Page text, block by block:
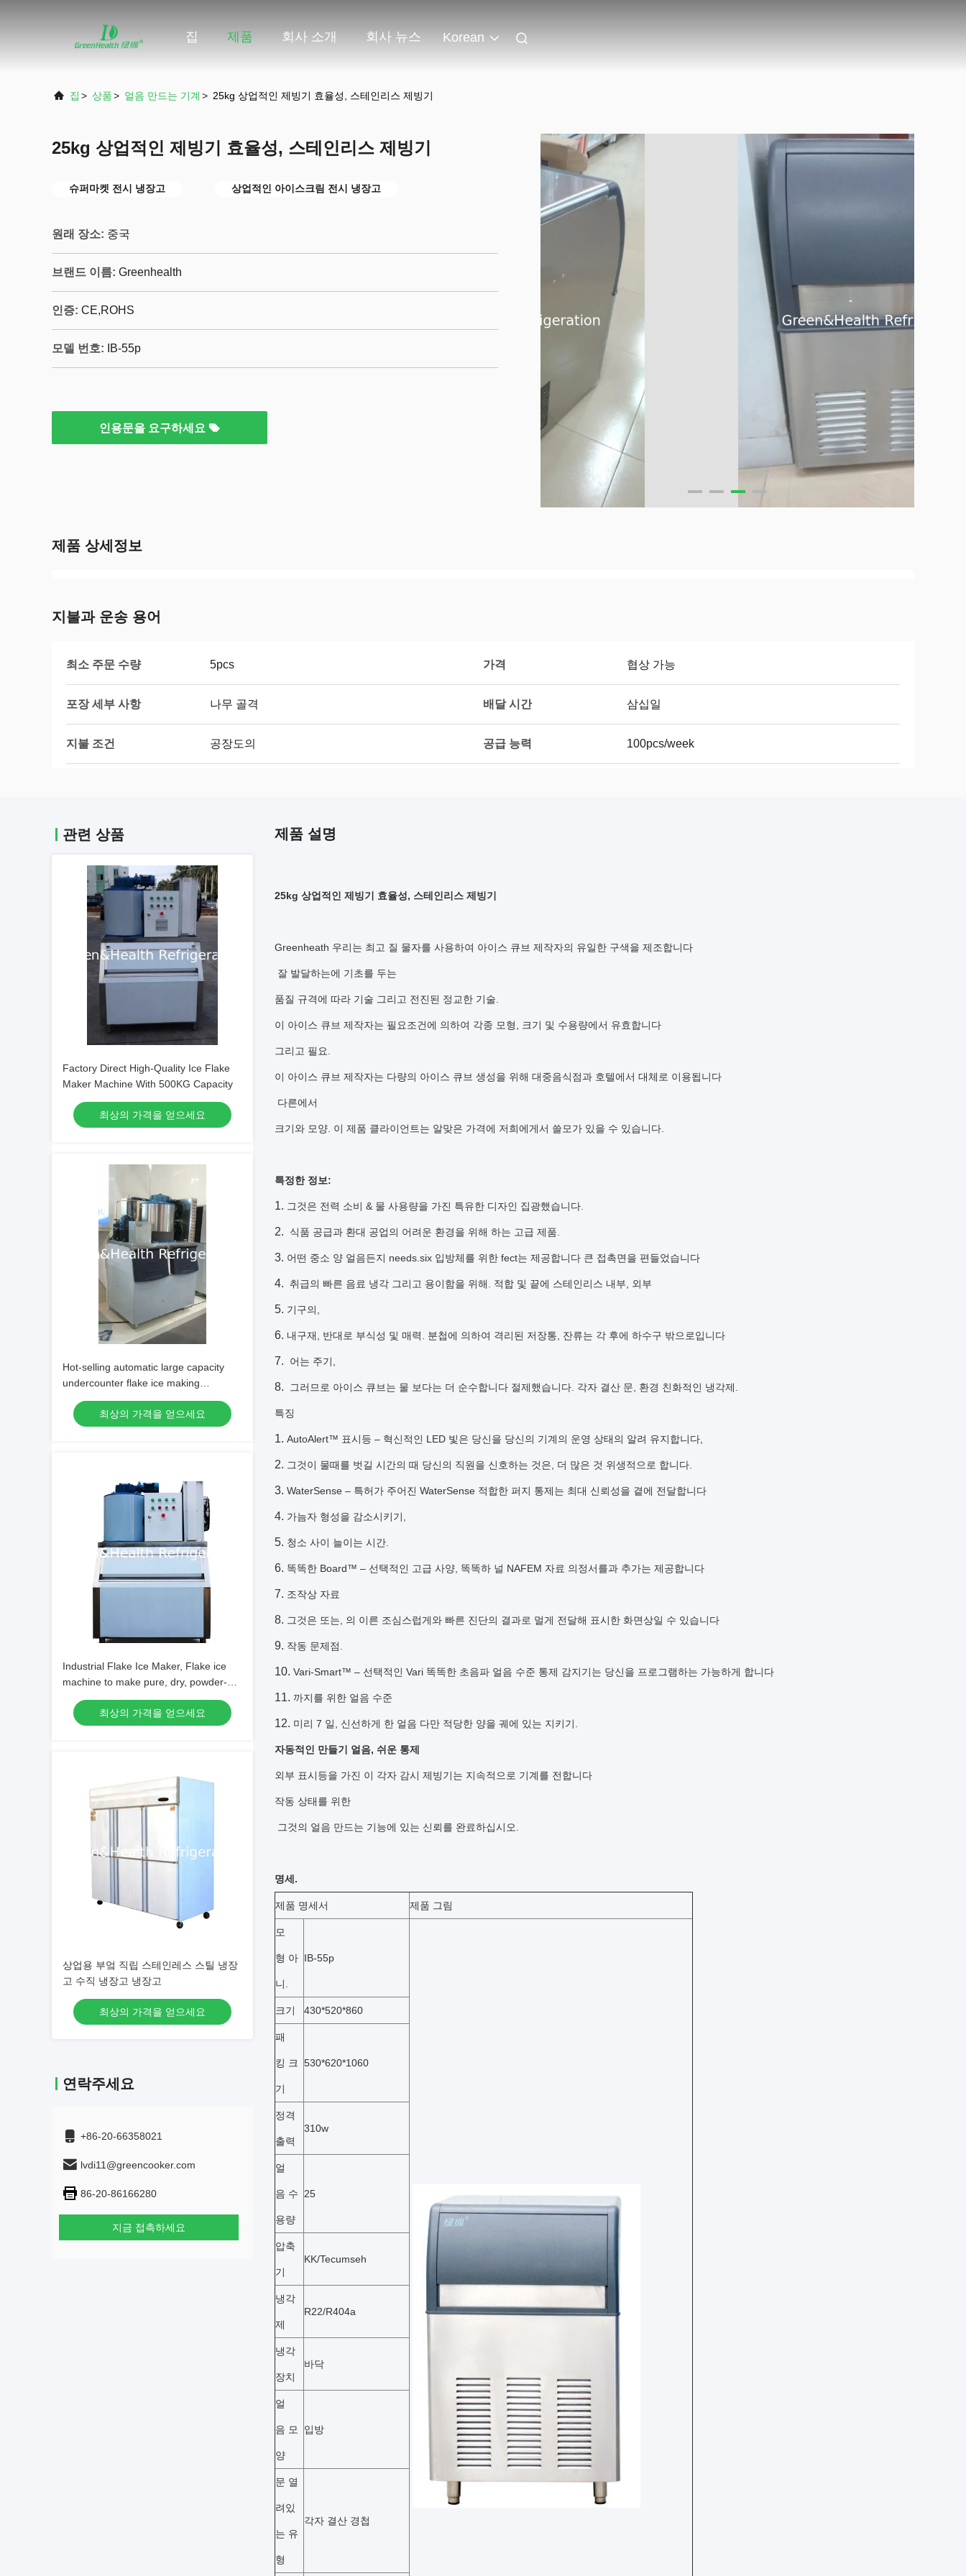
집 제품 회사 소개 회사 뉴스 Korean
집 > 상품> 얼음 만드는 기계 > 25kg 상업적인 제빙기 효율성, 스테인리스 제빙기
25kg 상업적인 제빙기 효율성, 스테인리스 제빙기
슈퍼마켓 전시 냉장고 상업적인 아이스크림 전시 냉장고
원래 장소: 중국
브랜드 이름: Greenhealth
인증: CE,ROHS
모델 번호: IB-55p
인용문을 요구하세요
제품 상세정보
지불과 운송 용어
최소 주문 수량 5pcs 가격 협상 가능
포장 세부 사항 나무 골격 배달 시간 삼십일
지불 조건 공장도의 공급 능력 100pcs/week
관련 상품
Factory Direct High-Quality Ice Flake
Maker Machine With 500KG Capacity
최상의 가격을 얻으세요
Hot-selling automatic large capacity
undercounter flake ice making
machine/commercial flake ice maker
for fresh s최상의 가격을 얻으세요
Industrial Flake Ice Maker, Flake ice
machine to make pure, dry, powder-
less flake ice
최상의 가격을 얻으세요
상업용 부엌 직립 스테인레스 스틸 냉장
고 수직 냉장고 냉장고
최상의 가격을 얻으세요
연락주세요
+86-20-66358021
lvdi11@greencooker.com
86-20-86166280
지금 접촉하세요
제품 설명
25kg 상업적인 제빙기 효율성, 스테인리스 제빙기
Greenheath 우리는 최고 질 물자를 사용하여 아이스 큐브 제작자의 유일한 구색을 제조합니다
잘 발달하는에 기초를 두는
품질 규격에 따라 기술 그리고 전진된 정교한 기술.
이 아이스 큐브 제작자는 필요조건에 의하여 각종 모형, 크기 및 수용량에서 유효합니다
그리고 필요.
이 아이스 큐브 제작자는 다량의 아이스 큐브 생성을 위해 대중음식점과 호텔에서 대체로 이용됩니다
다른에서
크기와 모양. 이 제품 클라이언트는 알맞은 가격에 저희에게서 쓸모가 있을 수 있습니다.
특정한 정보:
그것은 전력 소비 & 물 사용량을 가진 특유한 디자인 집광했습니다.
식품 공급과 환대 공업의 어려운 환경을 위해 하는 고급 제품.
어떤 중소 양 얼음든지 needs.six 입방체를 위한 fect는 제공합니다 큰 접촉면을 편들었습니다
취급의 빠른 음료 냉각 그리고 용이함을 위해. 적합 및 끝에 스테인리스 내부, 외부
기구의,
내구재, 반대로 부식성 및 매력. 분첩에 의하여 격리된 저장통, 잔류는 각 후에 하수구 밖으로입니다
어는 주기,
그러므로 아이스 큐브는 물 보다는 더 순수합니다 절제했습니다. 각자 결산 문, 환경 친화적인 냉각제.
특징
AutoAlert™ 표시등 – 혁신적인 LED 빛은 당신을 당신의 기계의 운영 상태의 알려 유지합니다,
그것이 물때를 벗길 시간의 때 당신의 직원을 신호하는 것은, 더 많은 것 위생적으로 합니다.
WaterSense – 특허가 주어진 WaterSense 적합한 퍼지 통제는 최대 신뢰성을 곁에 전달합니다
가늠자 형성을 감소시키기,
청소 사이 늘이는 시간.
똑똑한 Board™ – 선택적인 고급 사양, 똑똑하 널 NAFEM 자료 의정서를과 추가는 제공합니다
조작상 자료
그것은 또는, 의 이른 조심스럽게와 빠른 진단의 결과로 멀게 전달해 표시한 화면상일 수 있습니다
작동 문제점.
Vari-Smart™ – 선택적인 Vari 똑똑한 초음파 얼음 수준 통제 감지기는 당신을 프로그램하는 가능하게 합니다
까지를 위한 얼음 수준
미리 7 일, 신선하게 한 얼음 다만 적당한 양을 궤에 있는 지키기.
자동적인 만들기 얼음, 쉬운 통제
외부 표시등을 가진 이 각자 감시 제빙기는 지속적으로 기계를 전합니다
작동 상태를 위한
그것의 얼음 만드는 기능에 있는 신뢰를 완료하십시오.
명세.
제품 명세서 제품 그림
모
형 아
니.
IB-55p
크기 430*520*860
패
킹 크
기
530*620*1060
정격
출력
310w
얼
음 수
용량
25
압축
기
KK/Tecumseh
냉각
제
R22/R404a
냉각
장치
바닥
얼
음 모
양
입방
문 열
려있
는 유
형
각자 결산 경첩